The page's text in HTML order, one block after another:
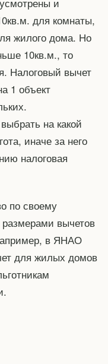
для комнаты,
жилого дома. Но
10кв.м., то
Налоговый вычет
1 объект
на какой
иначе за него
налоговая
по своему
вычетов
в ЯНАО
для жилых домов